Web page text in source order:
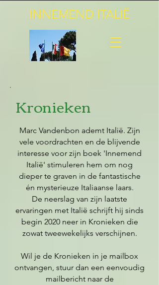
INNEMEND ITALIË
Kronieken
Marc Vandenbon ademt Italië. Zijn
vele voordrachten en de blijvende
interesse voor zijn boek 'Innemend
Italië' stimuleren hem om nog
dieper te graven in de fantastische
én mysterieuze Italiaanse laars.
De neerslag van zijn laatste
ervaringen met Italië schrijft hij sinds
begin 2020 neer in Kronieken die
zowat tweewekelijks verschijnen.
Wil je de Kronieken in je mailbox
ontvangen, stuur dan een eenvoudig
mailbericht naar de